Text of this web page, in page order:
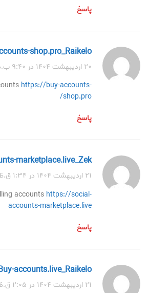
پاسخ
shop.pro_Raikelo
۲۰ اردیبهشت ۱۴۰۴ در ۹:۴۰ ب.ظ
https://buy-accounts-
shop.pro/
پاسخ
marketplace.live_Zek
۲۱ اردیبهشت ۱۴۰۴ در ۱:۳۴ ق.ظ
accounts https://social-
accounts-marketplace.live
پاسخ
buy-accounts.live_Raikelo
۲۱ اردیبهشت ۱۴۰۴ در ۲:۰۵ ق.ظ